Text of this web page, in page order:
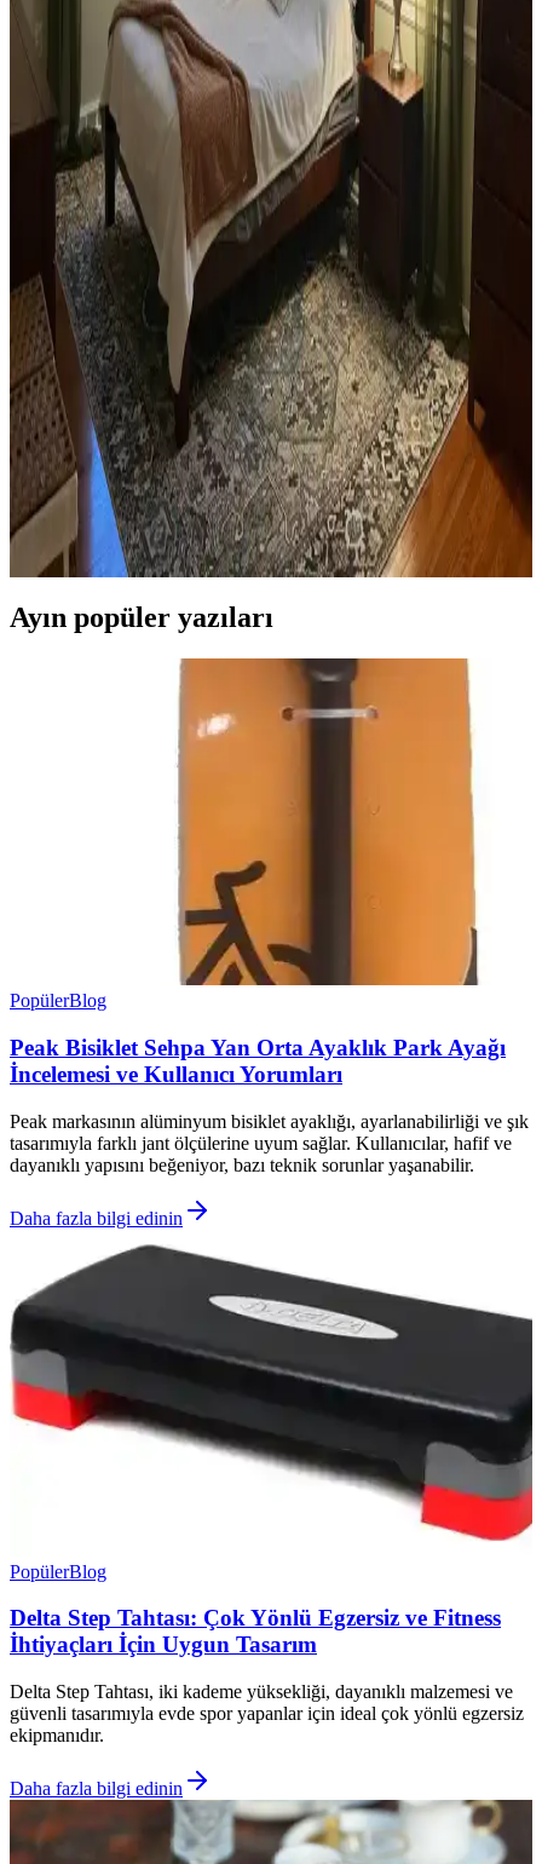
Teal renkli sandalyenin halı ve dolapla uyumu, doğru renk tonları ve
aksesuar seçimiyle sağlanır. Halıdaki mavi-yeşil alt tonlar ve sıcak
ahşap dolap, teal rengini öne çıkarır, aksesuarlar ise denge oluşturur.
Yan Sehpa Boyama Renk Seçenekleri ve
Dekorasyon Uyumu İçin Rehber
Yan sehpa boyamada renk seçimi, mobilya ve dekorasyon uyumu
açısından önemlidir. Koyu tonlar, sıcak renkler ve doğal ahşap
görünümü seçenekleriyle estetik sonuçlar elde edilir.
Ev Kütüphanesi Yenileme: Renk, Dekorasyon ve
Konforun Dengeli Buluşması
Ev kütüphanesi yenilemesinde renklerin rahatlatıcı etkisi, kişisel
dekoratif öğeler ve konforlu mobilyalar ön plandadır. Tavan boyama
ve raf düzeni mekânın atmosferini zenginleştirir.
Yatak Odası Düzeni ve Dekorasyonunda Doğru
Yerleşim ve Tasarım İpuçları
Yatak odasında doğru mobilya yerleşimi, renk uyumu, aydınlatma
ve kişisel dokunuşlarla mekanın fonksiyonelliği ve estetiği artırılır.
Bu ipuçlarıyla odanız daha dengeli ve sıcak bir hale gelir.
Ayın popüler yazıları
PopülerBlog
Peak Bisiklet Sehpa Yan Orta Ayaklık Park Ayağı
İncelemesi ve Kullanıcı Yorumları
Peak markasının alüminyum bisiklet ayaklığı, ayarlanabilirliği ve şık
tasarımıyla farklı jant ölçülerine uyum sağlar. Kullanıcılar, hafif ve
dayanıklı yapısını beğeniyor, bazı teknik sorunlar yaşanabilir.
Daha fazla bilgi edinin
PopülerBlog
Delta Step Tahtası: Çok Yönlü Egzersiz ve Fitness
İhtiyaçları İçin Uygun Tasarım
Delta Step Tahtası, iki kademe yüksekliği, dayanıklı malzemesi ve
güvenli tasarımıyla evde spor yapanlar için ideal çok yönlü egzersiz
ekipmanıdır.
Daha fazla bilgi edinin